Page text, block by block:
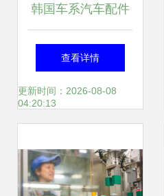
韩国车系汽车配件
品质与创新的典
范，尽在世界工厂
查看详情
更新时间：2026-08-08
04:20:13